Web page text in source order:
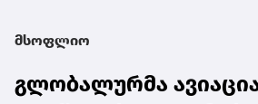
მსოფლიო
გლობალურმა